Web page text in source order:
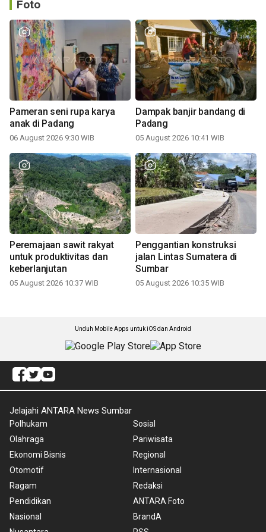
Foto
Pameran seni rupa karya
anak di Padang
06 August 2026 9:30 WIB
Dampak banjir bandang di
Padang
05 August 2026 10:41 WIB
Peremajaan sawit rakyat
untuk produktivitas dan
keberlanjutan
05 August 2026 10:37 WIB
Penggantian konstruksi
jalan Lintas Sumatera di
Sumbar
05 August 2026 10:35 WIB
Unduh Mobile Apps untuk iOS dan Android
Jelajahi ANTARA News Sumbar
Polhukam
Olahraga
Ekonomi Bisnis
Otomotif
Ragam
Pendidikan
Nasional
Sosial
Pariwisata
Regional
Internasional
Redaksi
ANTARA Foto
BrandA